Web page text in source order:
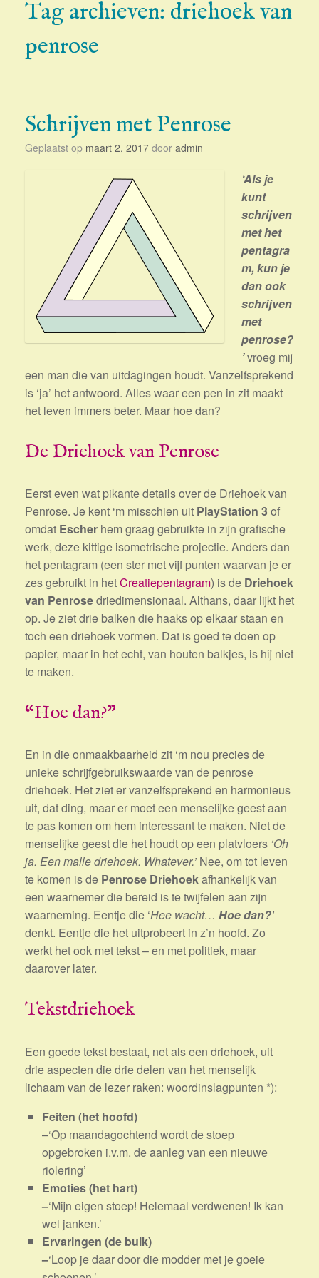
Tag archieven: driehoek van
penrose
Schrijven met Penrose
Geplaatst op maart 2, 2017 door admin
‘Als je
kunt
schrijven
met het
pentagra
m, kun je
dan ook
schrijven
met
penrose?
’vroeg mij
een man die van uitdagingen houdt. Vanzelfsprekend
is ‘ja’ het antwoord. Alles waar een pen in zit maakt
het leven immers beter. Maar hoe dan?
De Driehoek van Penrose
Eerst even wat pikante details over de Driehoek van
Penrose. Je kent ‘m misschien uit PlayStation 3of
omdat Escher hem graag gebruikte in zijn grafische
werk, deze kittige isometrische projectie. Anders dan
het pentagram (een ster met vijf punten waarvan je er
zes gebruikt in hetCreatiepentagram) is de Driehoek
van Penrosedriedimensionaal. Althans, daar lijkt het
op. Je ziet drie balken die haaks op elkaar staan en
toch een driehoek vormen. Dat is goed te doen op
papier, maar in het echt, van houten balkjes, is hij niet
te maken.
“Hoe dan?”
En in die onmaakbaarheid zit ‘m nou precies de
unieke schrijfgebruikswaarde van de penrose
driehoek. Het ziet er vanzelfsprekend en harmonieus
uit, dat ding, maar er moet een menselijke geest aan
te pas komen om hem interessant te maken. Niet de
menselijke geest die het houdt op een platvloers ‘Oh
ja. Een malle driehoek. Whatever.’ Nee, om tot leven
te komen is de Penrose Driehoekafhankelijk van
een waarnemer die bereid is te twijfelen aan zijn
waarneming. Eentje die ‘Hee wacht… Hoe dan?’
denkt. Eentje die het uitprobeert in z’n hoofd. Zo
werkt het ook met tekst – en met politiek, maar
daarover later.
Tekstdriehoek
Een goede tekst bestaat, net als een driehoek, uit
drie aspecten die drie delen van het menselijk
lichaam van de lezer raken: woordinslagpunten *):
Feiten (het hoofd)
–‘Op maandagochtend wordt de stoep
opgebroken i.v.m. de aanleg van een nieuwe
riolering’
Emoties (het hart)
–‘Mijn eigen stoep! Helemaal verdwenen! Ik kan
wel janken.’
Ervaringen (de buik)
–‘Loop je daar door die modder met je goeie